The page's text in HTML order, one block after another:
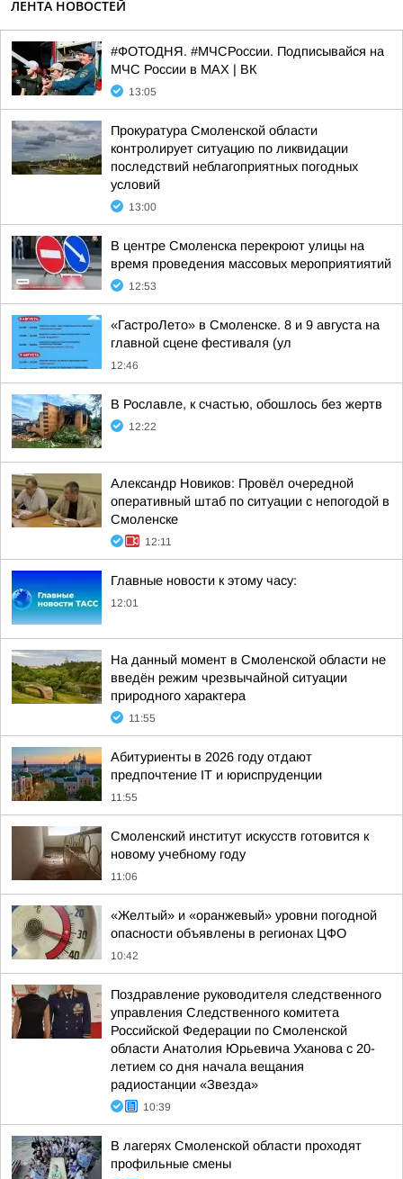
ЛЕНТА НОВОСТЕЙ
#ФОТОДНЯ. #МЧСРоссии. Подписывайся на
МЧС России в MAX | ВК
13:05
Прокуратура Смоленской области
контролирует ситуацию по ликвидации
последствий неблагоприятных погодных
условий
13:00
В центре Смоленска перекроют улицы на
время проведения массовых мероприятиятий
12:53
«ГастроЛето» в Смоленске. 8 и 9 августа на
главной сцене фестиваля (ул
12:46
В Рославле, к счастью, обошлось без жертв
12:22
Александр Новиков: Провёл очередной
оперативный штаб по ситуации с непогодой в
Смоленске
12:11
Главные новости к этому часу:
12:01
На данный момент в Смоленской области не
введён режим чрезвычайной ситуации
природного характера
11:55
Абитуриенты в 2026 году отдают
предпочтение IT и юриспруденции
11:55
Смоленский институт искусств готовится к
новому учебному году
11:06
«Желтый» и «оранжевый» уровни погодной
опасности объявлены в регионах ЦФО
10:42
Поздравление руководителя следственного
управления Следственного комитета
Российской Федерации по Смоленской
области Анатолия Юрьевича Уханова с 20-
летием со дня начала вещания
радиостанции «Звезда»
10:39
В лагерях Смоленской области проходят
профильные смены